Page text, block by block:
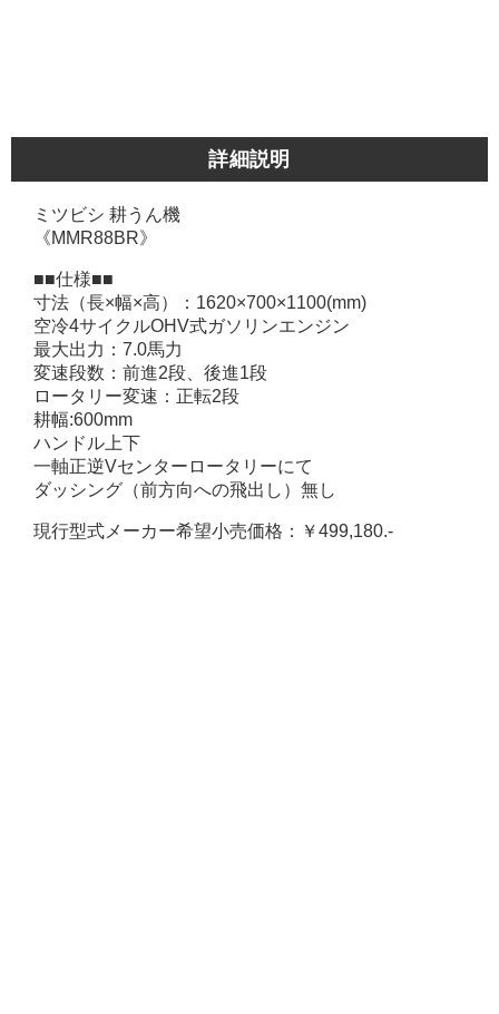
詳細説明
ミツビシ 耕うん機
《MMR88BR》
■■仕様■■
寸法（長×幅×高）：1620×700×1100(mm)
空冷4サイクルOHV式ガソリンエンジン
最大出力：7.0馬力
変速段数：前進2段、後進1段
ロータリー変速：正転2段
耕幅:600mm
ハンドル上下
一軸正逆Vセンターロータリーにて
ダッシング（前方向への飛出し）無し
現行型式メーカー希望小売価格：￥499,180.-